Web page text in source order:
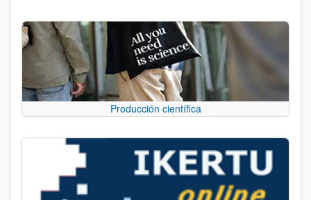
Producción científica